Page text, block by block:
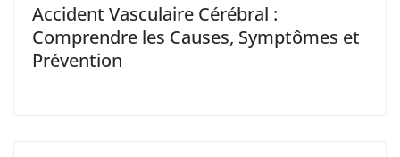
Accident Vasculaire Cérébral :
Comprendre les Causes, Symptômes et
Prévention